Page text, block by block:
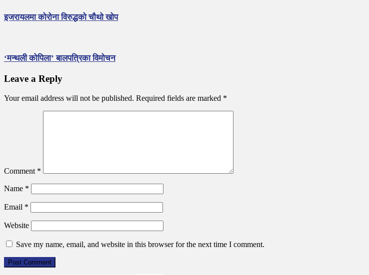
इजरायलमा कोरोना विरुद्धको चौथो खोप
‘मन्थली कोपिला’ बालपत्रिका विमोचन
Leave a Reply
Your email address will not be published. Required fields are marked *
Comment *
Name *
Email *
Website
Save my name, email, and website in this browser for the next time I comment.